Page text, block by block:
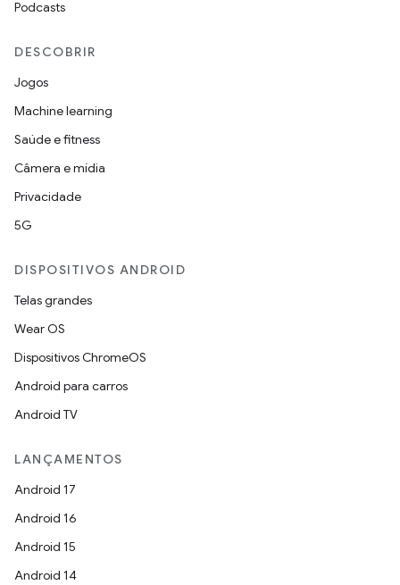
Podcasts
DESCOBRIR
Jogos
Machine learning
Saúde e fitness
Câmera e mídia
Privacidade
5G
DISPOSITIVOS ANDROID
Telas grandes
Wear OS
Dispositivos ChromeOS
Android para carros
Android TV
LANÇAMENTOS
Android 17
Android 16
Android 15
Android 14